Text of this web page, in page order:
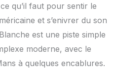
qu’il faut pour sentir le
et s’enivrer du son
est une piste simple
moderne, avec le
à quelques encablures.